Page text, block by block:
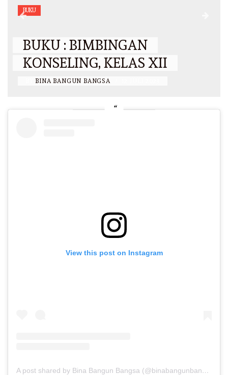
BUKU
BUKU : BIMBINGAN
KONSELING, KELAS XII
BINA BANGUN BANGSA
View this post on Instagram
A post shared by Bina Bangun Bangsa (@binabangunbangsa)